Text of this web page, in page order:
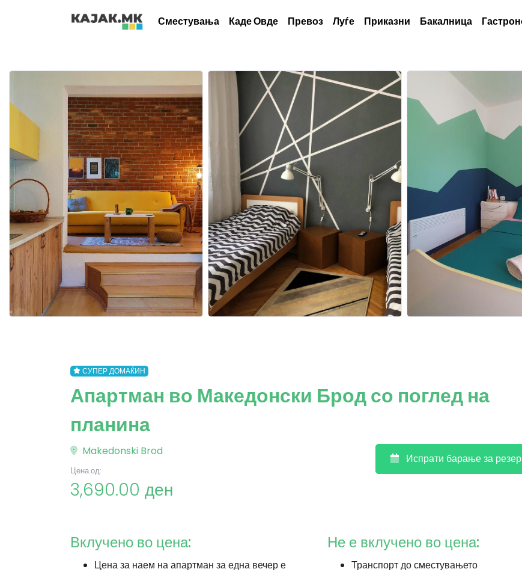
Сместувања Каде Овде Превоз Луѓе Приказни Бакалница
СУПЕР ДОМАЌИН
Апартман во Македонски Брод со поглед на
планина
Makedonski Brod
Цена од:
3,690.00 ден
Испрати барање за
Вклучено во цена:
Цена за наем на апартман за една вечер е
Не е вклучено во цена:
Транспорт до сместувањето